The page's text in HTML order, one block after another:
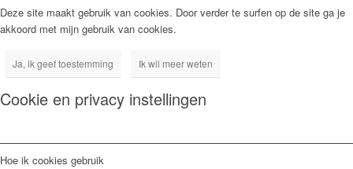
Deze site maakt gebruik van cookies. Door verder te surfen op de site ga je
akkoord met mijn gebruik van cookies.
Ja, ik geef toestemming Ik wil meer weten
Cookie en privacy instellingen
Hoe ik cookies gebruik